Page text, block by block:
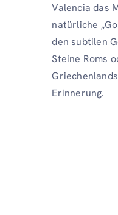
Valencia das
natürliche
den subtilen
Steine ​​Roms
Erinnerung.